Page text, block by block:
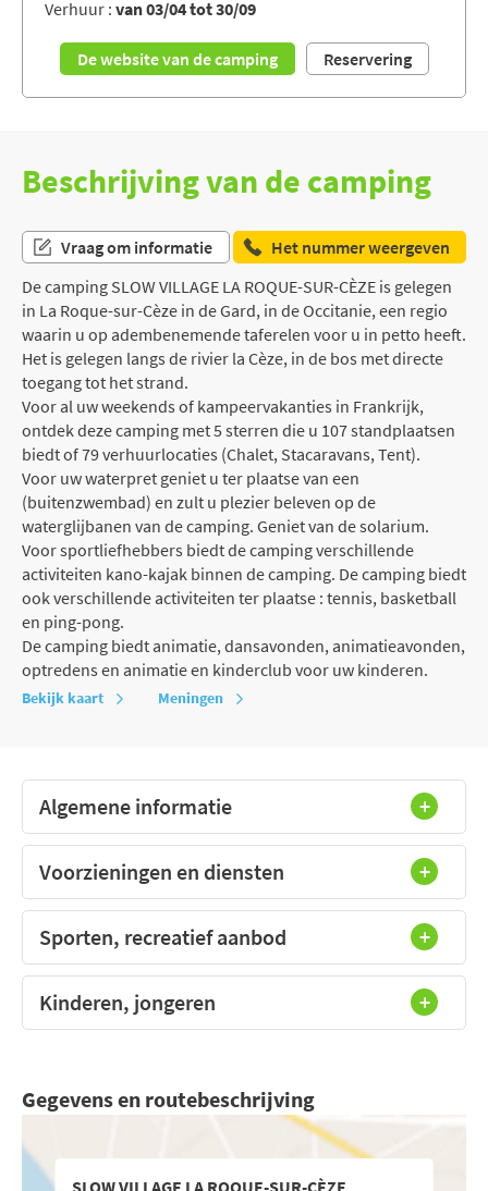
De camping SLOW VILLAGE LA ROQUE-SUR-CÈZE, Gard
Verhuur : van 03/04 tot 30/09
De website van de camping Reservering
Beschrijving van de camping
Vraag om informatie
Het nummer weergeven
De camping SLOW VILLAGE LA ROQUE-SUR-CÈZE is gelegen
in La Roque-sur-Cèze in de Gard, in de Occitanie, een regio
waarin u op adembenemende taferelen voor u in petto heeft.
Het is gelegen langs de rivier la Cèze, in de bos met directe
toegang tot het strand.
Voor al uw weekends of kampeervakanties in Frankrijk,
ontdek deze camping met 5 sterren die u 107 standplaatsen
biedt of 79 verhuurlocaties (Chalet, Stacaravans, Tent).
Voor uw waterpret geniet u ter plaatse van een
(buitenzwembad) en zult u plezier beleven op de
waterglijbanen van de camping. Geniet van de solarium.
Voor sportliefhebbers biedt de camping verschillende
activiteiten kano-kajak binnen de camping. De camping biedt
ook verschillende activiteiten ter plaatse : tennis, basketball
en ping-pong.
De camping biedt animatie, dansavonden, animatieavonden,
optredens en animatie en kinderclub voor uw kinderen.
Bekijk kaart Meningen
Algemene informatie
Voorzieningen en diensten
Sporten, recreatief aanbod
Kinderen, jongeren
Gegevens en routebeschrijving
SLOW VILLAGE LA ROQUE-SUR-CÈZE